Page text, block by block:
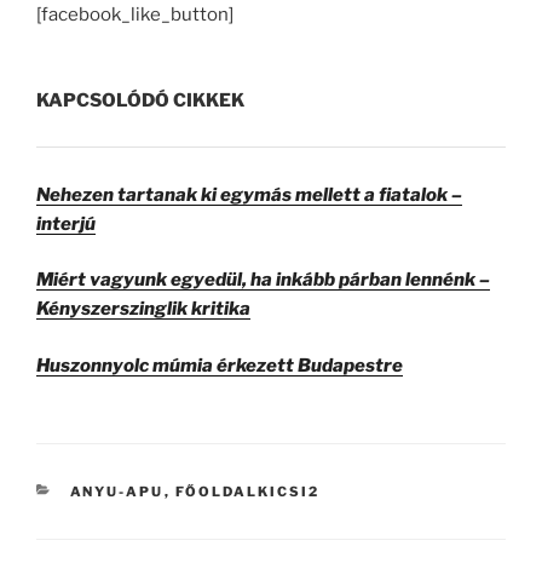
[facebook_like_button]
KAPCSOLÓDÓ CIKKEK
Nehezen tartanak ki egymás mellett a fiatalok –
interjú
Miért vagyunk egyedül, ha inkább párban lennénk –
Kényszerszinglik kritika
Huszonnyolc múmia érkezett Budapestre
KATEGÓRIÁK
ANYU-APU , FŐOLDALKICSI2